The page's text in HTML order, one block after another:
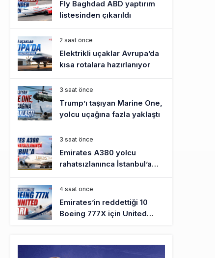
Fly Baghdad ABD yaptırım
listesinden çıkarıldı
2 saat önce
Elektrikli uçaklar Avrupa’da
kısa rotalara hazırlanıyor
3 saat önce
Trump’ı taşıyan Marine One,
yolcu uçağına fazla yaklaştı
3 saat önce
Emirates A380 yolcu
rahatsızlanınca İstanbul’a
indi
4 saat önce
Emirates’in reddettiği 10
Boeing 777X için United
DHL uçağı havada cisimle